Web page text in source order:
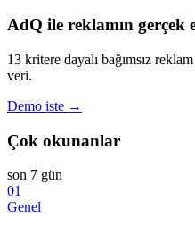
AdQ ile reklamın gerçek
13 kritere dayalı bağımsız
veri.
Demo iste →
Çok okunanlar
son 7 gün
01
Genel